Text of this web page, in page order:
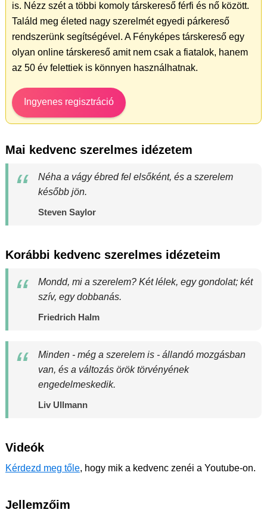
is. Nézz szét a többi komoly társkereső férfi és nő között.
Találd meg életed nagy szerelmét egyedi párkereső
rendszerünk segítségével. A Fényképes társkereső egy
olyan online társkereső amit nem csak a fiatalok, hanem
az 50 év felettiek is könnyen használhatnak.
Ingyenes regisztráció
Mai kedvenc szerelmes idézetem
Néha a vágy ébred fel elsőként, és a szerelem
később jön.
Steven Saylor
Korábbi kedvenc szerelmes idézeteim
Mondd, mi a szerelem? Két lélek, egy gondolat; két
szív, egy dobbanás.
Friedrich Halm
Minden - még a szerelem is - állandó mozgásban
van, és a változás örök törvényének
engedelmeskedik.
Liv Ullmann
Videók
Kérdezd meg tőle, hogy mik a kedvenc zenéi a Youtube-on.
Jellemzőim